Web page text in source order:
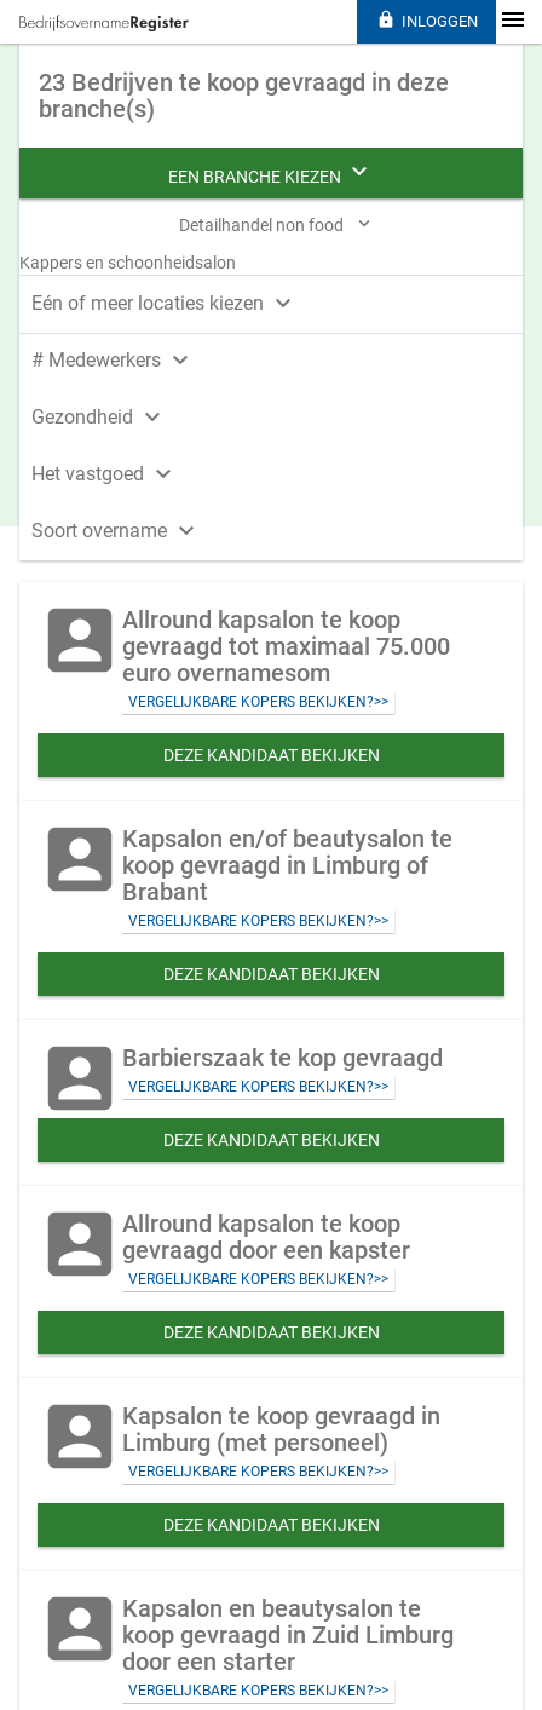
23 Bedrijven te koop gevraagd in deze
branche(s)
EEN BRANCHE KIEZEN 
Detailhandel non food 
Kappers en schoonheidsalon
Eén of meer locaties kiezen 
# Medewerkers 
Gezondheid 
Het vastgoed 
Soort overname 
account_box Allround kapsalon te koop
gevraagd tot maximaal 75.000
euro overnamesom
VERGELIJKBARE KOPERS BEKIJKEN?>>
DEZE KANDIDAAT BEKIJKEN
account_box Kapsalon en/of beautysalon te
koop gevraagd in Limburg of
Brabant
VERGELIJKBARE KOPERS BEKIJKEN?>>
DEZE KANDIDAAT BEKIJKEN
account_box Barbierszaak te kop gevraagd
VERGELIJKBARE KOPERS BEKIJKEN?>>
DEZE KANDIDAAT BEKIJKEN
account_box Allround kapsalon te koop
gevraagd door een kapster
VERGELIJKBARE KOPERS BEKIJKEN?>>
DEZE KANDIDAAT BEKIJKEN
account_box Kapsalon te koop gevraagd in
Limburg (met personeel)
VERGELIJKBARE KOPERS BEKIJKEN?>>
DEZE KANDIDAAT BEKIJKEN
account_box Kapsalon en beautysalon te
koop gevraagd in Zuid Limburg
door een starter
VERGELIJKBARE KOPERS BEKIJKEN?>>
 INLOGGEN